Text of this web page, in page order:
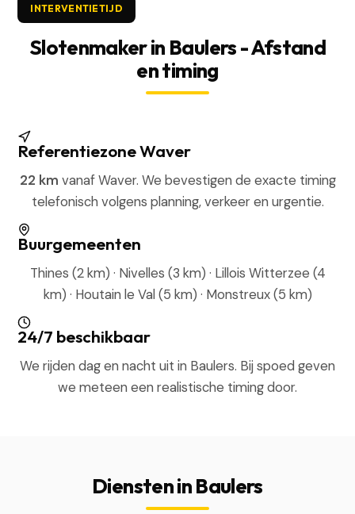
INTERVENTIETIJD
Slotenmaker in Baulers - Afstand
en timing
Referentiezone Waver
22 km vanaf Waver. We bevestigen de exacte timing
telefonisch volgens planning, verkeer en urgentie.
Buurgemeenten
Thines (2 km) · Nivelles (3 km) · Lillois Witterzee (4
km) · Houtain le Val (5 km) · Monstreux (5 km)
24/7 beschikbaar
We rijden dag en nacht uit in Baulers. Bij spoed geven
we meteen een realistische timing door.
Diensten in Baulers